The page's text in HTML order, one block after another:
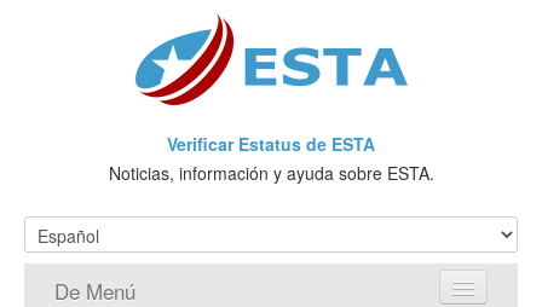
Verificar Estatus de ESTA
Noticias, información y ayuda sobre ESTA.
De Menú